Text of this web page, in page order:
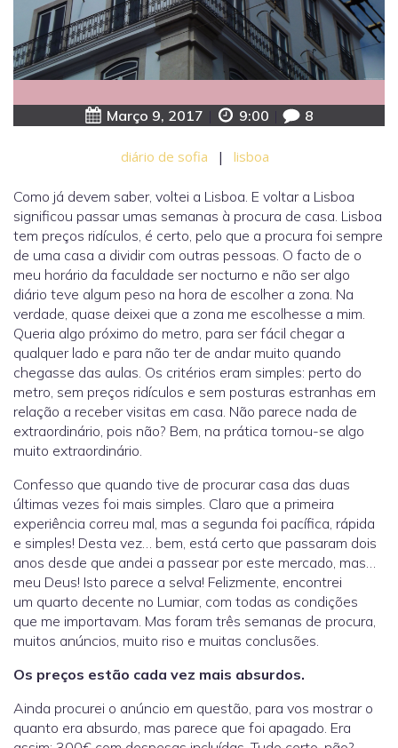
Março 9, 2017 9:00 8
diário de sofia | lisboa
Como já devem saber, voltei a Lisboa. E voltar a Lisboa
significou passar umas semanas à procura de casa. Lisboa
tem preços ridículos, é certo, pelo que a procura foi sempre
de uma casa a dividir com outras pessoas. O facto de o
meu horário da faculdade ser nocturno e não ser algo
diário teve algum peso na hora de escolher a zona. Na
verdade, quase deixei que a zona me escolhesse a mim.
Queria algo próximo do metro, para ser fácil chegar a
qualquer lado e para não ter de andar muito quando
chegasse das aulas. Os critérios eram simples: perto do
metro, sem preços ridículos e sem posturas estranhas em
relação a receber visitas em casa. Não parece nada de
extraordinário, pois não? Bem, na prática tornou-se algo
muito extraordinário.
Confesso que quando tive de procurar casa das duas
últimas vezes foi mais simples. Claro que a primeira
experiência correu mal, mas a segunda foi pacífica, rápida
e simples! Desta vez… bem, está certo que passaram dois
anos desde que andei a passear por este mercado, mas…
meu Deus! Isto parece a selva! Felizmente, encontrei
um quarto decente no Lumiar, com todas as condições
que me importavam. Mas foram três semanas de procura,
muitos anúncios, muito riso e muitas conclusões.
Os preços estão cada vez mais absurdos.
Ainda procurei o anúncio em questão, para vos mostrar o
quanto era absurdo, mas parece que foi apagado. Era